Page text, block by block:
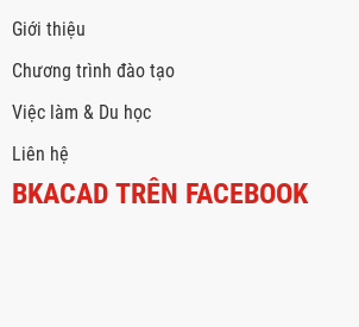
Giới thiệu
Chương trình đào tạo
Việc làm & Du học
Liên hệ
BKACAD TRÊN FACEBOOK